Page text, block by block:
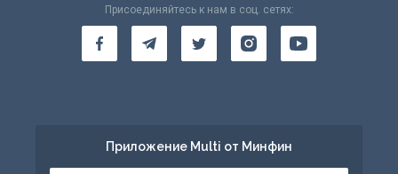
Присоединяйтесь к нам в соц. сетях:
Приложение Multi от Минфин